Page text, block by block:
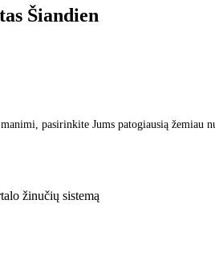
Šiandien
pasirinkite Jums patogiausią žemiau
žinučių sistemą